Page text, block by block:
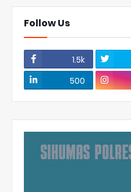
Follow Us
1.5k
500